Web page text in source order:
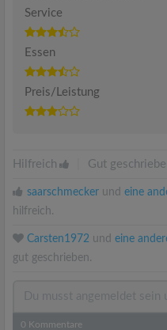
Service
Essen
Preis/Leistung
Hilfreich Gut
saarschmecker und eine
hilfreich.
Carsten1972 und eine
gut geschrieben.
0 Kommentare